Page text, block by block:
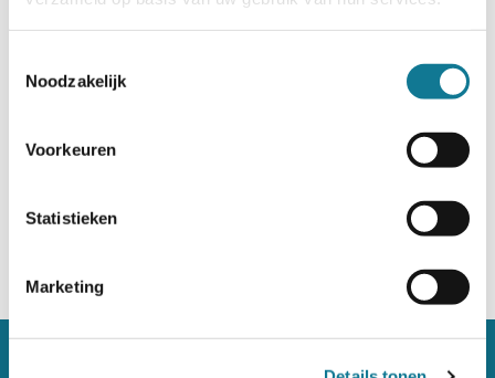
Noodzakelijk
Voorkeuren
Statistieken
Marketing
Noëna van Schaik
Juridische expertise | BVDV
LinkedIn